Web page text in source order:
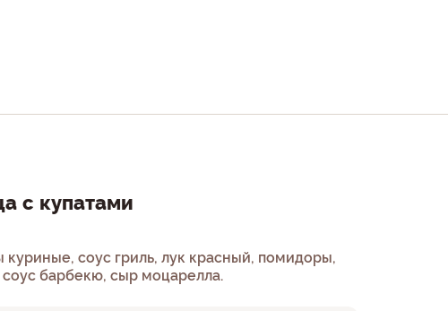
с купатами
соус гриль, лук красный, помидоры,
соус барбекю, сыр моцарелла.